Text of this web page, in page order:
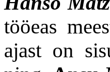
tööeas
ajast on